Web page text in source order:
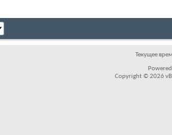
Текущее
Copyright © 2026